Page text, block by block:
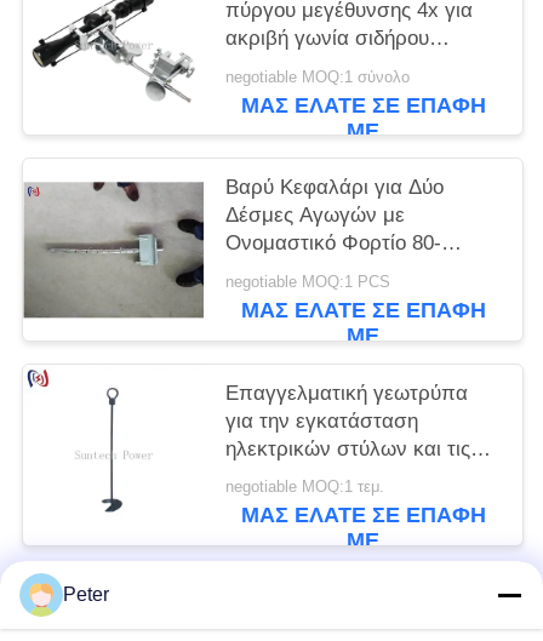
πύργου μεγέθυνσης 4x για
ακριβή γωνία σιδήρου
παρατήρηση στον πύργο
negotiable MOQ:1 σύνολο
ΜΑΣ ΕΛΆΤΕ ΣΕ ΕΠΑΦΉ
ΜΕ
Βαρύ Κεφαλάρι για Δύο
Δέσμες Αγωγών με
Ονομαστικό Φορτίο 80-
180KN και Πλάτος Τροχαλίας
75-125mm για Γραμμές
Μεταφοράς Υψηλής Τάσης
negotiable MOQ:1 PCS
ΜΑΣ ΕΛΆΤΕ ΣΕ ΕΠΑΦΉ
ΜΕ
Επαγγελματική γεωτρύπα
για την εγκατάσταση
ηλεκτρικών στύλων και τις
εργασίες θεμελίωσης
negotiable MOQ:1 τεμ.
ΜΑΣ ΕΛΆΤΕ ΣΕ ΕΠΑΦΉ
ΜΕ
Λαϊκή κατηγορία
Peter